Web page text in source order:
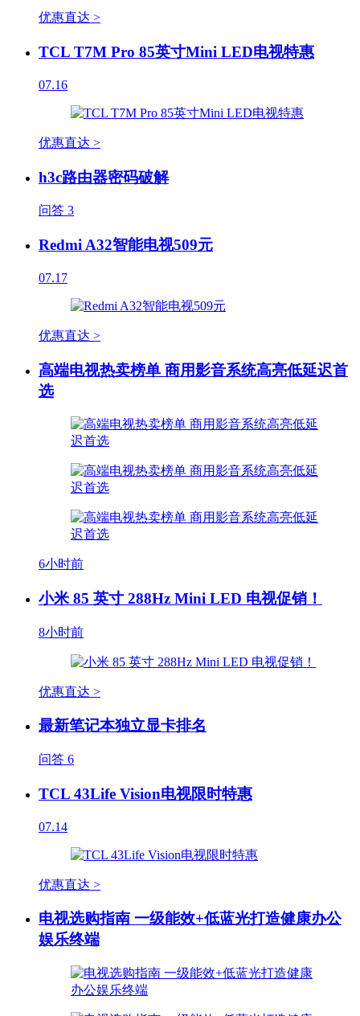
优惠直达 >
TCL T7M Pro 85英寸Mini LED电视特惠
07.16
优惠直达 >
h3c路由器密码破解
问答 3
Redmi A32智能电视509元
07.17
优惠直达 >
高端电视热卖榜单 商用影音系统高亮低延迟首
选
6小时前
小米 85 英寸 288Hz Mini LED 电视促销！
8小时前
优惠直达 >
最新笔记本独立显卡排名
问答 6
TCL 43Life Vision电视限时特惠
07.14
优惠直达 >
电视选购指南 一级能效+低蓝光打造健康办公
娱乐终端